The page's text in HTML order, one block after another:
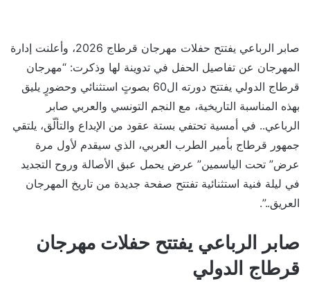
صابر الرباعي يفتتح حفلات مهرجان قرطاج 2026، وأعلنت إدارة
المهرجان عن تفاصيل الحفل في تدوينة لها وذكرت: “مهرجان
قرطاج الدولي يفتتح دورته ال60 بصوتٍ استثنائي وحضورٍ يليق
بهذه المناسبة التاريخية، مع النجم التونسي والعربي صابر
الرباعي.. في أمسية تحتفي بستة عقود من الإبداع والتألّق، يلتقي
جمهور قرطاج بأمير الطرب العربي، الذي سيقدم لأول مرة
عرض” تحت الياسمين” عرض يحمل عبق الأصالة وروح التجديد
في ليلة فنية استثنائية تفتتح صفحة جديدة من تاريخ المهرجان
العريق..”.
صابر الرباعي يفتتح حفلات مهرجان
قرطاج الدولي